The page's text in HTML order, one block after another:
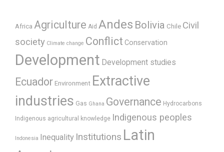
Africa Agriculture Aid Andes Bolivia Chile Civil
society Climate change Conflict Conservation
Development Development studies
Ecuador Environment Extractive
industries Gas Ghana Governance Hydrocarbons
Indigenous agricultural knowledge Indigenous peoples
Indonesia Inequality Institutions Latin